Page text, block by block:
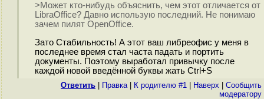
>Может кто-нибудь объяснить, чем этот отличается от
LibraOffice? Давно использую последний. Не понимаю
зачем пилят OpenOffice.
Зато Стабильность! А этот ваш либреофис у меня в
последнее время стал часта падать и портить
документы. Поэтому выработал привычку после
каждой новой введённой буквы жать Ctrl+S
Ответить Правка| К родителю #1 Наверх
Cообщить
модератору